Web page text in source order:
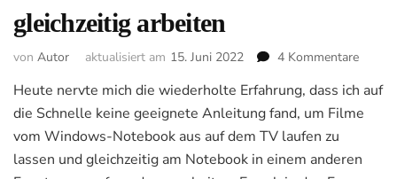
gleichzeitig arbeiten
von Autor aktualisiert am 15. Juni 2022 4 Kommentarezu
dem
dem
Heute nervte mich die wiederholte Erfahrung, dass ich auf
die Schnelle keine geeignete Anleitung fand, um Filme
vom Windows-Notebook aus auf dem TV laufen zu
lassen und gleichzeitig am Notebook in einem anderen